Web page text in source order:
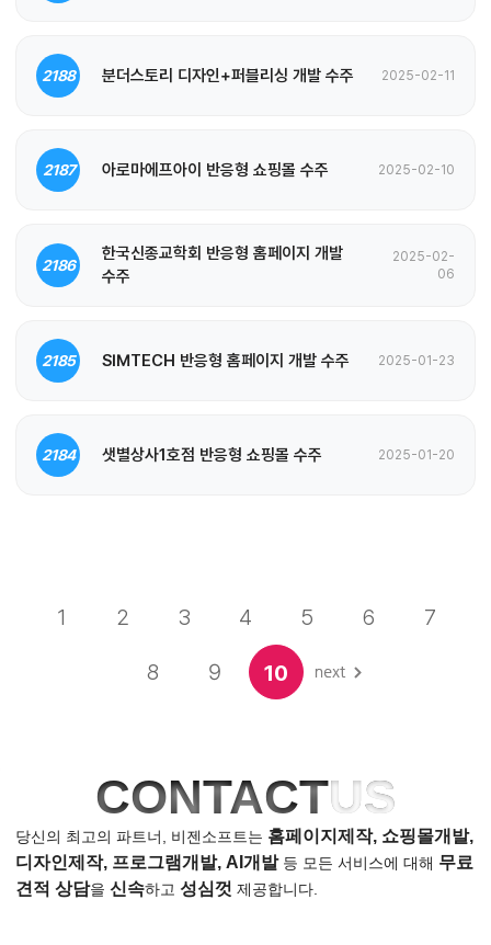
2188 분더스토리 디자인+퍼블리싱 개발 수주 2025-02-11
2187 아로마에프아이 반응형 쇼핑몰 수주 2025-02-10
2186
한국신종교학회 반응형 홈페이지 개발
수주
2025-02-
06
2185 SIMTECH 반응형 홈페이지 개발 수주 2025-01-23
2184 샛별상사1호점 반응형 쇼핑몰 수주 2025-01-20
1 2 3 4 5 6 7
8 9 10
CONTACTUS
당신의 최고의 파트너, 비젠소프트는 홈페이지제작, 쇼핑몰개발,
디자인제작, 프로그램개발, AI개발등 모든 서비스에 대해 무료
견적 상담을 신속하고 성심껏 제공합니다.